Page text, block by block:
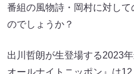
番組の風物詩・岡村に対し
のでしょうか？
出川哲朗が生登場する2023